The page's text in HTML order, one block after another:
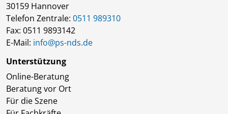
30159 Hannover
Telefon Zentrale: 0511 989310
Fax: 0511 9893142
E-Mail: info@ps-nds.de
Unterstützung
Online-Beratung
Beratung vor Ort
Für die Szene